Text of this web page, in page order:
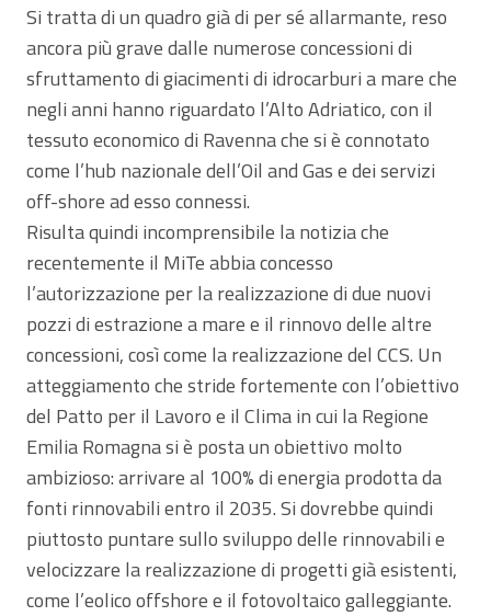
Si tratta di un quadro già di per sé allarmante, reso
ancora più grave dalle numerose concessioni di
sfruttamento di giacimenti di idrocarburi a mare che
negli anni hanno riguardato l’Alto Adriatico, con il
tessuto economico di Ravenna che si è connotato
come l’hub nazionale dell’Oil and Gas e dei servizi
off-shore ad esso connessi.
Risulta quindi incomprensibile la notizia che
recentemente il MiTe abbia concesso
l’autorizzazione per la realizzazione di due nuovi
pozzi di estrazione a mare e il rinnovo delle altre
concessioni, così come la realizzazione del CCS. Un
atteggiamento che stride fortemente con l’obiettivo
del Patto per il Lavoro e il Clima in cui la Regione
Emilia Romagna si è posta un obiettivo molto
ambizioso: arrivare al 100% di energia prodotta da
fonti rinnovabili entro il 2035. Si dovrebbe quindi
piuttosto puntare sullo sviluppo delle rinnovabili e
velocizzare la realizzazione di progetti già esistenti,
come l’eolico offshore e il fotovoltaico galleggiante.